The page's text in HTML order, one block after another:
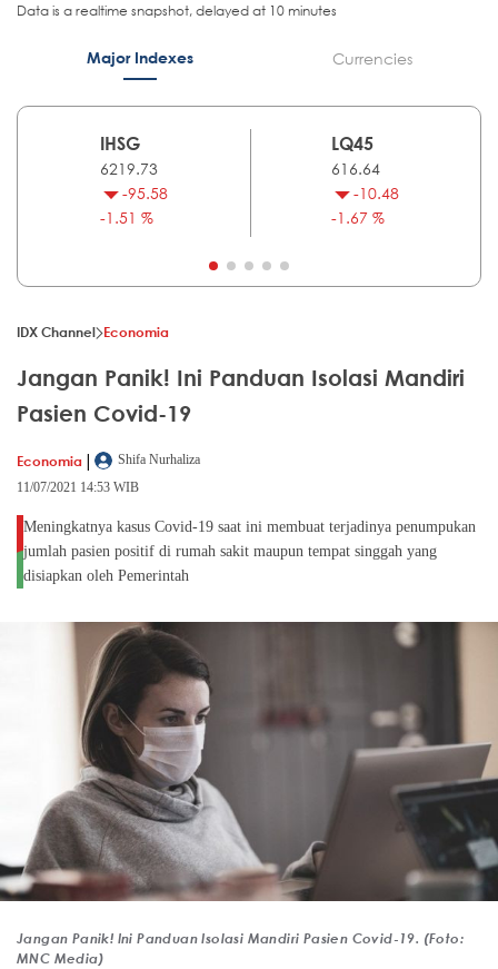
Data is a realtime snapshot, delayed at 10 minutes
Major Indexes Currencies
IHSG
6219.73
-95.58
-1.51 %
LQ45
616.64
-10.48
-1.67 %
IDX Channel Economia
Jangan Panik! Ini Panduan Isolasi Mandiri
Pasien Covid-19
Economia |
Shifa Nurhaliza
11/07/2021 14:53 WIB
Meningkatnya kasus Covid-19 saat ini membuat terjadinya penumpukan
jumlah pasien positif di rumah sakit maupun tempat singgah yang
disiapkan oleh Pemerintah
Jangan Panik! Ini Panduan Isolasi Mandiri Pasien Covid-19. (Foto:
MNC Media)